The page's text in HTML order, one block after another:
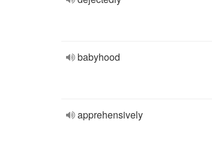
babyhood
apprehensively